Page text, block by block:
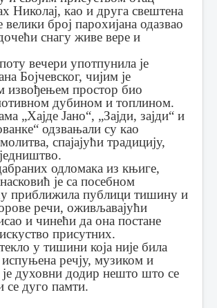
Николај, као и друга свештена
велики број парохијана одазвао
снагу живе вере и
вечери употпунила је
Бојчевског, чијим је
извођењем простор био
дубином и топлином.
„Хајде Јано“, „Зајди, зајди“ и
одзвањали су као
спајајући традицију,
одломака из књиге,
је са посебном
приближила публици тишину и
речи, оживљавајући
и чинећи да она постане
присутних.
у тишини која није била
испуњена речју, музиком и
је духовни додир нешто што се
се дуго памти.